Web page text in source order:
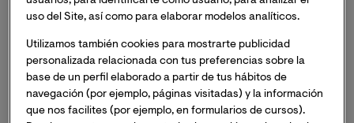
alimentación
No planificar
Un error común y muy señalado, pero que igualmente
uso del Site, así como para elaborar modelos analíticos.
Utilizamos también cookies para mostrarte publicidad
personalizada relacionada con tus preferencias sobre la
base de un perfil elaborado a partir de tus hábitos de
navegación (por ejemplo, páginas visitadas) y la información
que nos facilites (por ejemplo, en formularios de cursos).